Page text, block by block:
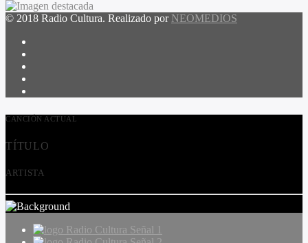
© 2018 Radio Cultura. Realizado por NEOMEDIOS
CANCIÓN ACTUAL
TÍTULO
ARTISTA
Radio Cultura Señal 1